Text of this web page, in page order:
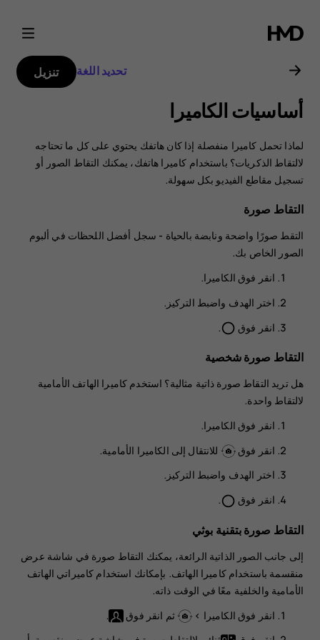
دليل
مستخدم
هاتف
Nokia
6.2
تحديد اللغة تنزيل
أساسيات الكاميرا
لماذا تحمل كاميرا منفصلة إذا كان هاتفك يحتوي على كل ما تحتاجه
لالتقاط الذكريات؟ باستخدام كاميرا هاتفك، يمكنك التقاط الصور أو
تسجيل مقاطع الفيديو بكل سهولة.
التقاط صورة
التقط صورًا واضحة ونابضة بالحياة - سجل أفضل اللحظات في ألبوم
الصور الخاص بك.
انقر فوق الكاميرا.
اختر الهدف واضبط التركيز.
انقر فوق panorama_fish_eye
.
التقاط صورة شخصية
هل تريد التقاط صورة ذاتية مثالية؟ استخدم كاميرا الهاتف الأمامية
لالتقاط واحدة.
انقر فوق الكاميرا.
انقر فوق
للانتقال إلى الكاميرا الأمامية.
اختر الهدف واضبط التركيز.
انقر فوق panorama_fish_eye
.
التقاط صورة بتقنية بوثي
إلى جانب الصور الذاتية الرائعة، يمكنك التقاط صورة في شاشة عرض
منقسمة باستخدام كاميرا الهاتف. بإمكانك استخدام كاميراتي الهاتف
الأمامية والخلفية معًا في الوقت ذاته.
انقر فوق الكاميرا > ثم انقر فوق
.